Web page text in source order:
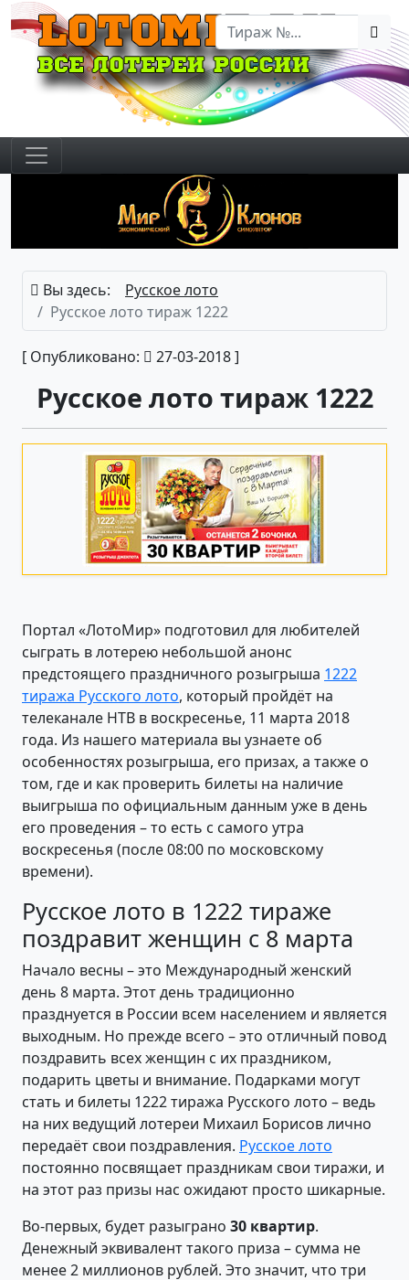
Вы здесь:
Русское лото
Русское лото тираж 1222
[ Опубликовано: 27-03-2018 ]
Русское лото тираж 1222
Портал «ЛотоМир» подготовил для любителей
сыграть в лотерею небольшой анонс
предстоящего праздничного розыгрыша 1222
тиража Русского лото, который пройдёт на
телеканале НТВ в воскресенье, 11 марта 2018
года. Из нашего материала вы узнаете об
особенностях розыгрыша, его призах, а также о
том, где и как проверить билеты на наличие
выигрыша по официальным данным уже в день
его проведения – то есть с самого утра
воскресенья (после 08:00 по московскому
времени).
Русское лото в 1222 тираже
поздравит женщин с 8 марта
Начало весны – это Международный женский
день 8 марта. Этот день традиционно
празднуется в России всем населением и является
выходным. Но прежде всего – это отличный повод
поздравить всех женщин с их праздником,
подарить цветы и внимание. Подарками могут
стать и билеты 1222 тиража Русского лото – ведь
на них ведущий лотереи Михаил Борисов лично
передаёт свои поздравления. Русское лото
постоянно посвящает праздникам свои тиражи, и
на этот раз призы нас ожидают просто шикарные.
Во-первых, будет разыграно 30 квартир.
Денежный эквивалент такого приза – сумма не
менее 2 миллионов рублей. Это значит, что три